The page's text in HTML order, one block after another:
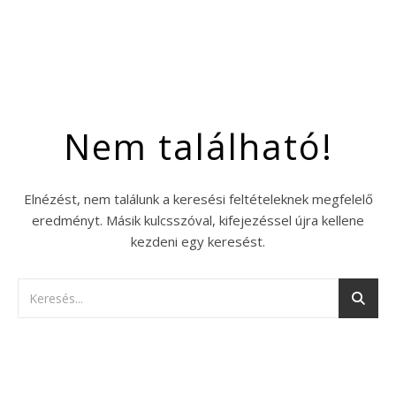
Nem található!
Elnézést, nem találunk a keresési feltételeknek megfelelő
eredményt. Másik kulcsszóval, kifejezéssel újra kellene
kezdeni egy keresést.